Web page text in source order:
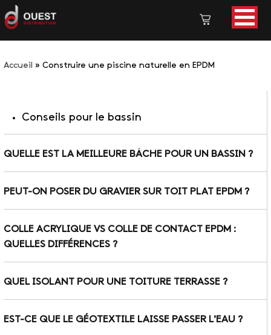
Accueil » Construire une piscine naturelle en EPDM
Conseils pour le bassin
QUELLE EST LA MEILLEURE BÂCHE POUR UN BASSIN ?
PEUT-ON POSER DU GRAVIER SUR TOIT PLAT EPDM ?
COLLE ACRYLIQUE VS COLLE DE CONTACT EPDM :
QUELLES DIFFÉRENCES ?
QUEL ISOLANT POUR UNE TOITURE TERRASSE ?
EST-CE QUE LE GÉOTEXTILE LAISSE PASSER L'EAU ?